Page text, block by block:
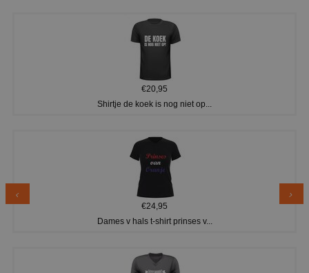
€20,95
Shirtje de koek is nog niet op...
€24,95
Dames v hals t-shirt prinses v...